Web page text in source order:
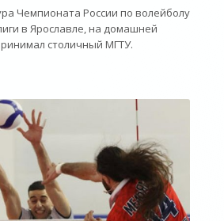
Чемпионата России по волейболу
в Ярославле, на домашней
столичный МГТУ.